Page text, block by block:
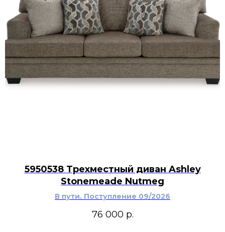
бархатистым текстилем и металлическими
деталями.
Зеркало Ashley Lucia будет уместно возле
гардероба в спальне, рядом с консолью в
прихожей, в гардеробной комнате или
свободной части гостиной. Напольное зеркало
с серебристой резной рамой помогает
зрительно увеличить помещение, добавить
переходный интерьер.
5950538 Трехместный диван Ashley
Stonemeade Nutmeg
В пути. Поступление 09/2026
76 000 р.